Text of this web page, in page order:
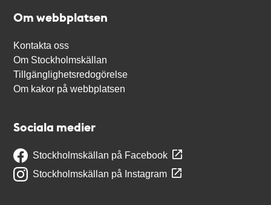
Om webbplatsen
Kontakta oss
Om Stockholmskällan
Tillgänglighetsredogörelse
Om kakor på webbplatsen
Sociala medier
Stockholmskällan på Facebook
Stockholmskällan på Instagram